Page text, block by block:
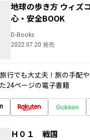
地球の歩き方 ウィズ
心・安全BOOK
D-Books
2022.07.20 発売
行でも大丈夫！旅の手配
24ページの電子書籍
Ｈ０１ 戦国